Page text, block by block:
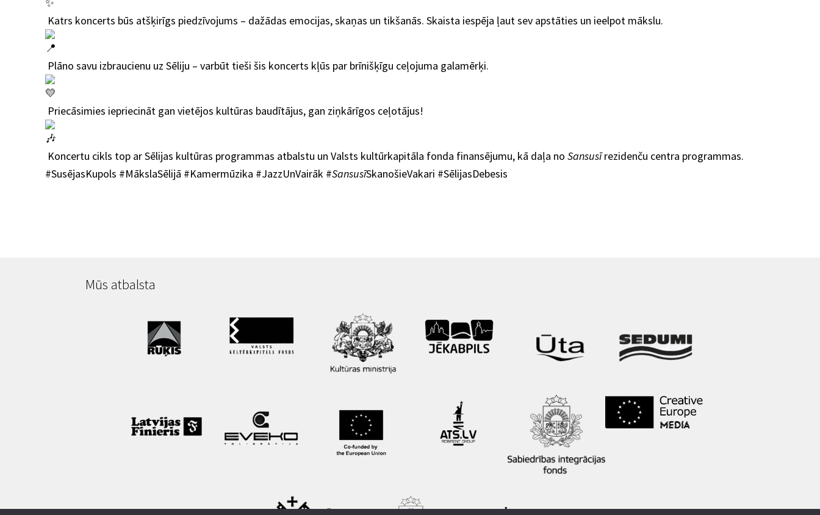
Katrs koncerts būs atšķirīgs piedzīvojums – dažādas emocijas, skaņas un tikšanās. Skaista iespēja ļaut sev apstāties un ieelpot mākslu.
Plāno savu izbraucienu uz Sēliju – varbūt tieši šis koncerts kļūs par brīnišķīgu ceļojuma galamērķi.
Priecāsimies iepriecināt gan vietējos kultūras baudītājus, gan ziņkārīgos ceļotājus!
Koncertu cikls top ar Sēlijas kultūras programmas atbalstu un Valsts kultūrkapitāla fonda finansējumu, kā daļa no Sansusīrezidenču centra programmas.
#SusējasKupols #MākslaSēlijā #Kamermūzika #JazzUnVairāk #SansusīSkanošieVakari #SēlijasDebesis
Mūs atbalsta